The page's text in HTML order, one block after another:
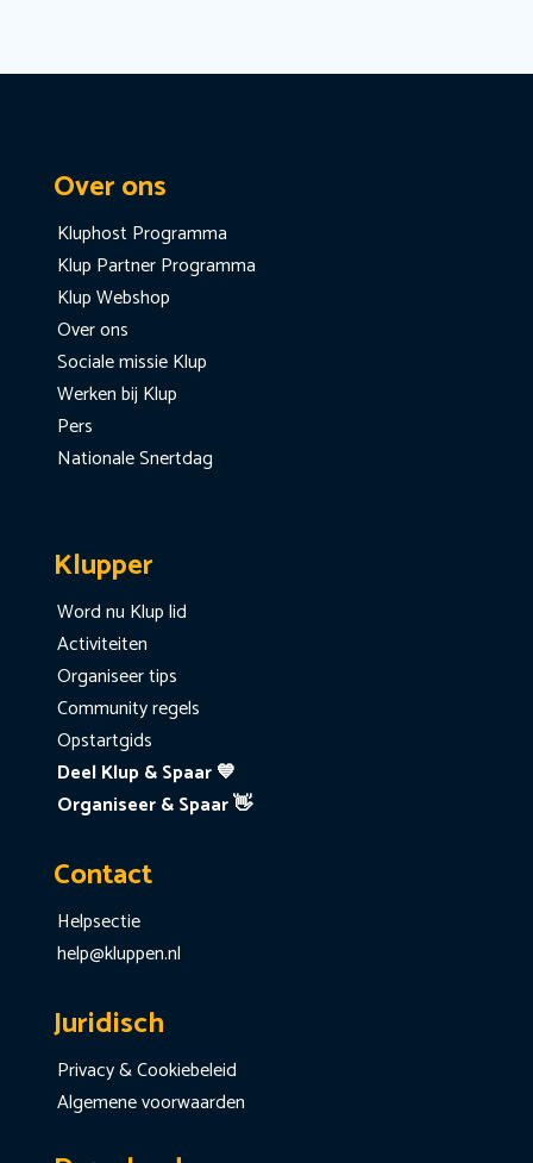
Over ons
Kluphost Programma
Klup Partner Programma
Klup Webshop
Over ons
Sociale missie Klup
Werken bij Klup
Pers
Nationale Snertdag
Klupper
Word nu Klup lid
Activiteiten
Organiseer tips
Community regels
Opstartgids
Deel Klup & Spaar 💙
Organiseer & Spaar 👋
Contact
Helpsectie
help@kluppen.nl
Juridisch
Privacy & Cookiebeleid
Algemene voorwaarden